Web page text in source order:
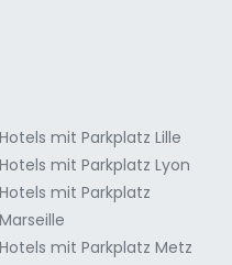
Hotels mit Parkplatz Lille
Hotels mit Parkplatz Lyon
Hotels mit Parkplatz
Marseille
Hotels mit Parkplatz Metz